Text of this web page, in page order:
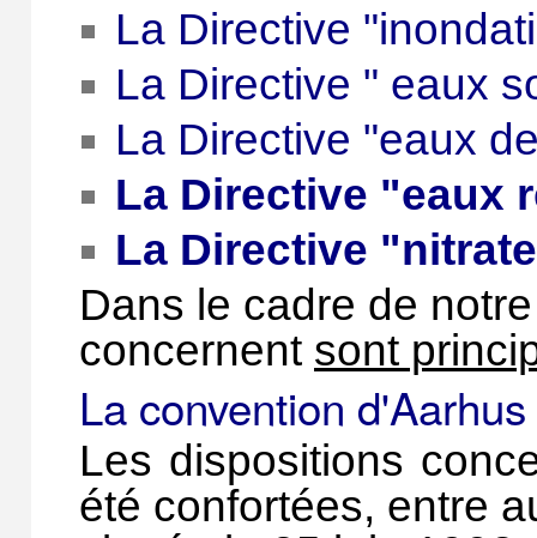
La Directive
La Directive " eaux
La Directive "eaux
La Directive "eaux
La Directive
Dans le cadre de
concernent sont
La convention d'Aarhus
Les dispositions
été confortées, entre